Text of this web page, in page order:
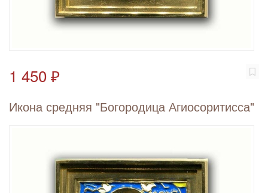
1 450 ₽
Икона средняя "Богородица Агиосоритисса"